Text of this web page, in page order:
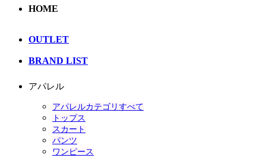
HOME
OUTLET
BRAND LIST
アパレル
アパレルカテゴリすべて
トップス
スカート
パンツ
ワンピース